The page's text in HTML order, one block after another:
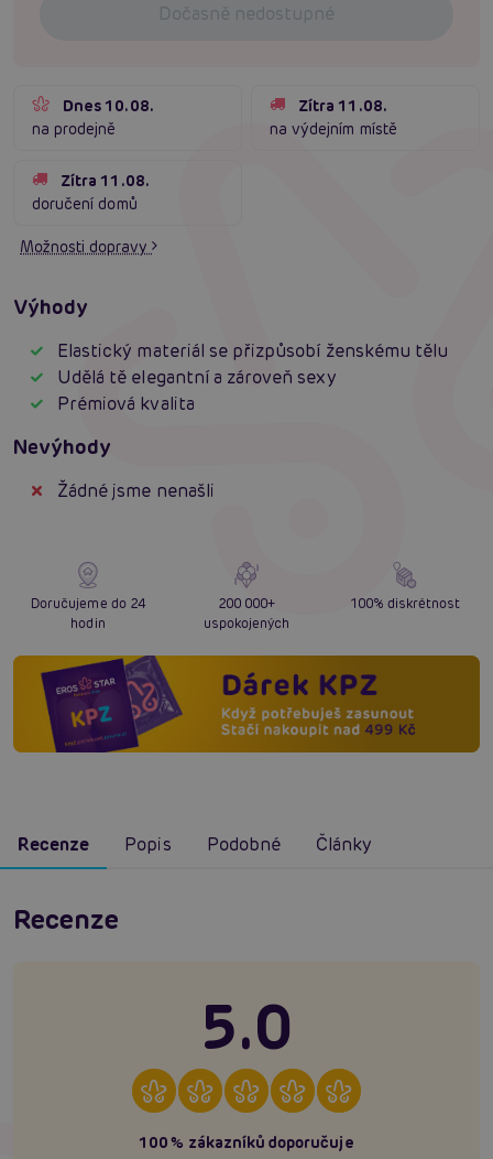
Dočasně nedostupné
Dnes 10.08.
na prodejně
Zítra 11.08.
na výdejním místě
Zítra 11.08.
doručení domů
Možnosti dopravy
Výhody
Elastický materiál se přizpůsobí ženskému tělu
Udělá tě elegantní a zároveň sexy
Prémiová kvalita
Nevýhody
Žádné jsme nenašli
Doručujeme do 24
hodin
200 000+
uspokojených
100% diskrétnost
Recenze Popis Podobné Články
Recenze
5.0
100% zákazníků doporučuje